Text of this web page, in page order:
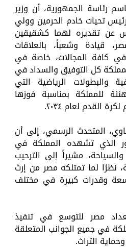
رئاسة الجمهورية، أن وزير
تحيات خادم الحرمين وولي
عن تقديره لهما كشقيقين
قيادة وشعباً، بالعلاقات
في كافة المجالات، خاصة في
كل التوفيق والسداد في
والبطولات الرياضية التي
للمملكة بمناسبة فوزها
القدم لعام ٢٠٣٤.
المتحدث الرسمي، إلى أن
الذي تشهده المملكة في
مشيراً إلى الترحيب
نظرًا لما تمتلكه مصر من إرث
وقدرات كبيرة في مختلف
مصر للتوسع في تنفيذ
في جميع الجوانب المتعلقة
التراث.